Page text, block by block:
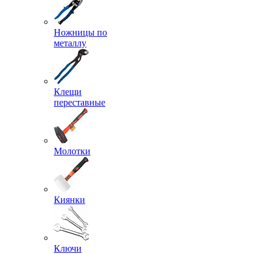
Ножницы по
металлу
Клещи
переставные
Молотки
Киянки
Ключи